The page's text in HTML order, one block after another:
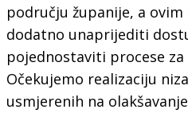
području županije, a
dodatno unaprijediti
pojednostaviti procese
Očekujemo realizaciju
usmjerenih na